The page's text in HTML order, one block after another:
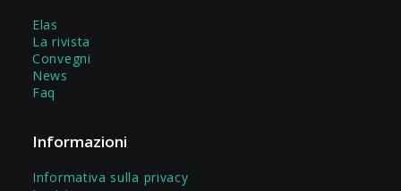
Elas
La rivista
Convegni
News
Faq
Informazioni
Informativa sulla privacy